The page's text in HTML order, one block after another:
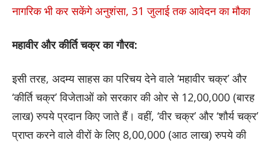
नागरिक भी कर सकेंगे अनुशंसा, 31 जुलाई तक आवेदन का मौका
महावीर और कीर्ति चक्र का गौरव:
इसी तरह, अदम्य साहस का परिचय देने वाले ‘महावीर चक्र’ और
‘कीर्ति चक्र’ विजेताओं को सरकार की ओर से 12,00,000 (बारह
लाख) रुपये प्रदान किए जाते हैं। वहीं, ‘वीर चक्र’ और ‘शौर्य चक्र’
प्राप्त करने वाले वीरों के लिए 8,00,000 (आठ लाख) रुपये की